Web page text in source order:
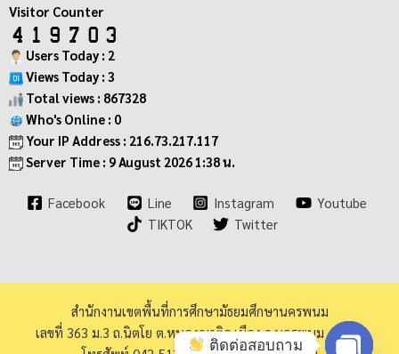
Visitor Counter
Users Today : 2
Views Today : 3
Total views : 867328
Who's Online : 0
Your IP Address : 216.73.217.117
Server Time : 9 August 2026 1:38 น.
Facebook Line Instagram
Youtube
TIKTOK
Twitter
สำนักงานเขตพื้นที่การศึกษามัธยมศึกษานครพนม
เลขที่ 363 ม.3 ถ.นิตโย ต.หนองญาติอ.เมือง จ.นครพนม 48000
ติดต่อสอบถาม